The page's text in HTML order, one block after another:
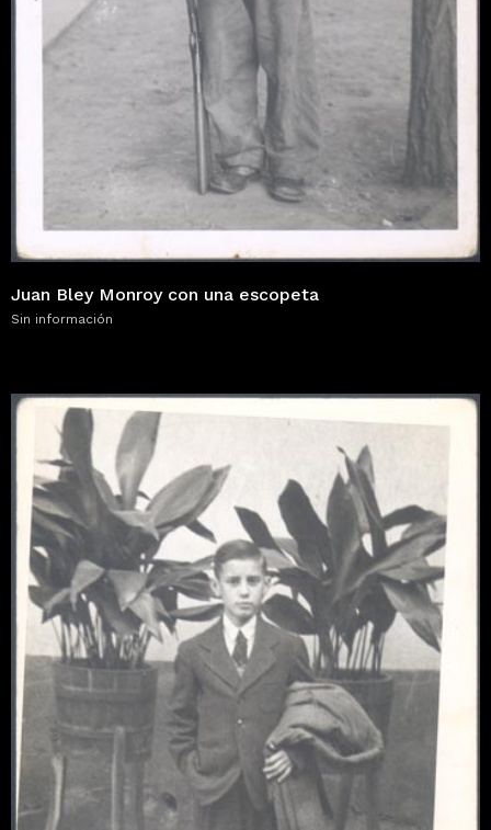
Juan Bley Monroy con una escopeta
Sin información